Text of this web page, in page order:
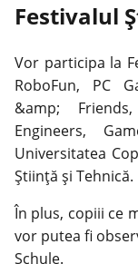
Festivalul
Vor participa la
RoboFun, PC
&amp;
Engineers,
Universitatea
Știință și Tehnică.
În plus, copiii ce
vor putea fi
Schule.